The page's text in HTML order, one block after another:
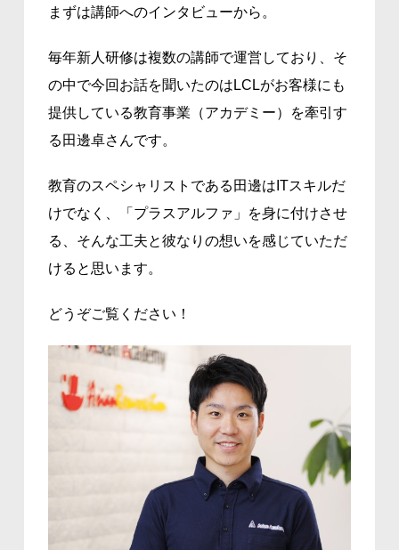
まずは講師へのインタビューから。
毎年新人研修は複数の講師で運営しており、そ
の中で今回お話を聞いたのはLCLがお客様にも
提供している教育事業（アカデミー）を牽引す
る田邊卓さんです。
教育のスペシャリストである田邊はITスキルだ
けでなく、「プラスアルファ」を身に付けさせ
る、そんな工夫と彼なりの想いを感じていただ
けると思います。
どうぞご覧ください！